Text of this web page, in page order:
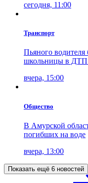
сегодня, 11:00
Транспорт
Пьяного водителя
школьницы в ДТП
вчера, 15:00
Общество
В Амурской
погибших на воде
вчера, 13:00
Показать ещё 6 новостей